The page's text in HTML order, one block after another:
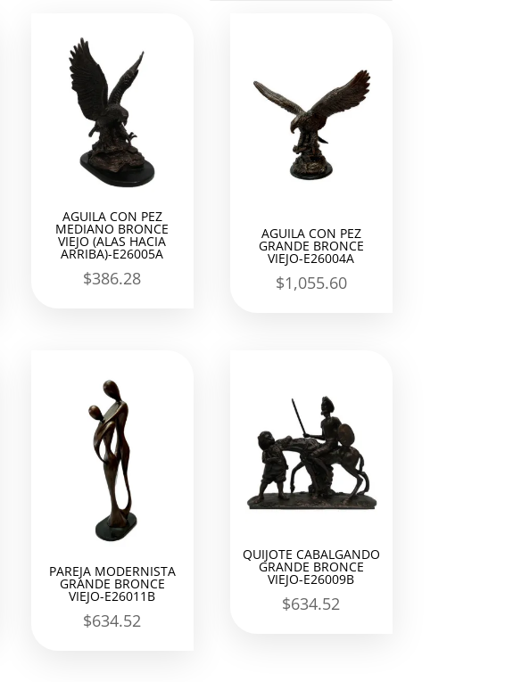
AGUILA CON PEZ
MEDIANO BRONCE
VIEJO (ALAS HACIA
ARRIBA)-E26005A
$386.28
AGUILA CON PEZ
GRANDE BRONCE
VIEJO-E26004A
$1,055.60
PAREJA MODERNISTA
GRANDE BRONCE
VIEJO-E26011B
$634.52
QUIJOTE CABALGANDO
GRANDE BRONCE
VIEJO-E26009B
$634.52